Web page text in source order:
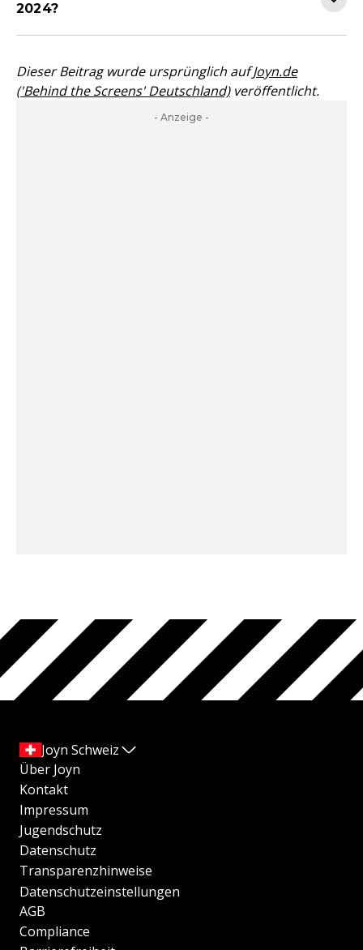
2024?
Dieser Beitrag wurde ursprünglich aufJoyn.de
('Behind the Screens' Deutschland)veröffentlicht.
- Anzeige -
Joyn Schweiz
Über Joyn
Kontakt
Impressum
Jugendschutz
Datenschutz
Transparenzhinweise
Datenschutzeinstellungen
AGB
Compliance